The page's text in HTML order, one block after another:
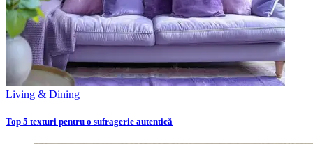
Living & Dining
Top 5 texturi pentru o sufragerie autentică